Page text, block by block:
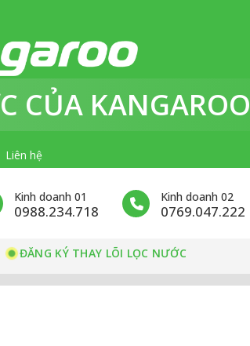
CỦA KANGAROO
Liên hệ
Kinh doanh 01
0988.234.718
Kinh doanh 02
0769.047.222
ĐĂNG KÝ THAY LÕI LỌC NƯỚC